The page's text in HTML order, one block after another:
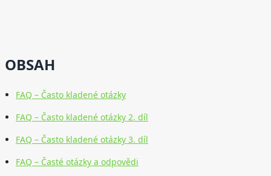
OBSAH
FAQ – Často kladené otázky
FAQ – Často kladené otázky 2. díl
FAQ – Často kladené otázky 3. díl
FAQ – Časté otázky a odpovědi